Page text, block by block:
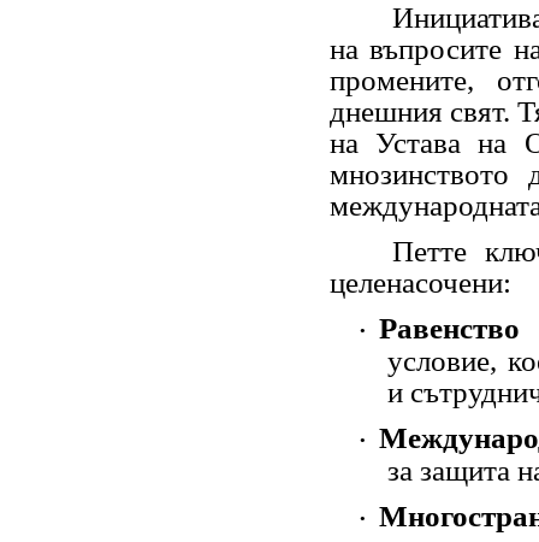
на въпросите
промените,
днешния свят.
на Устава на
Петте
целенасочени:
·
условие,
и
·
за защита
·